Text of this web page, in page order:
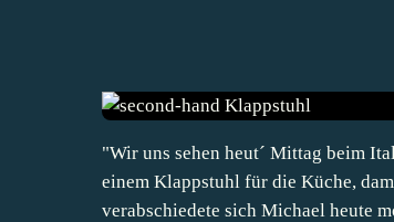
"Wir uns sehen heut´ Mittag beim
einem Klappstuhl für die Küche,
verabschiedete sich Michael heute